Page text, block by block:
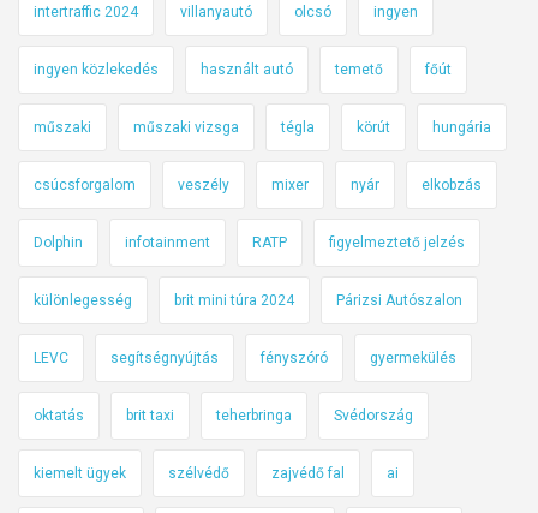
intertraffic 2024 villanyautó olcsó ingyen
ingyen közlekedés használt autó temető főút
műszaki műszaki vizsga tégla körút hungária
csúcsforgalom veszély mixer nyár elkobzás
Dolphin infotainment RATP figyelmeztető jelzés
különlegesség brit mini túra 2024 Párizsi Autószalon
LEVC segítségnyújtás fényszóró gyermekülés
oktatás brit taxi teherbringa Svédország
kiemelt ügyek szélvédő zajvédő fal ai